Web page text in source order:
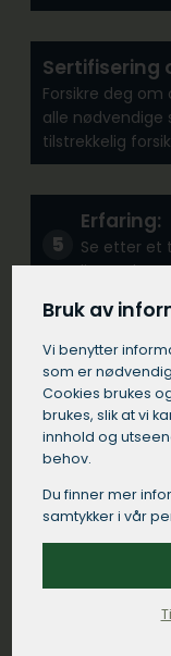
Sertifisering
Forsikre deg
alle nødvendige
tilstrekkelig
Erfaring:
Se etter et
lignende
Velg et
kommuniserer
dine
Kontrakt:
Sørg for at
detaljert
arbeidet
Bruk av
Vi benytter
som er
Cookies brukes
brukes, slik at vi
innhold og
behov.
Du finner mer
samtykker i vår